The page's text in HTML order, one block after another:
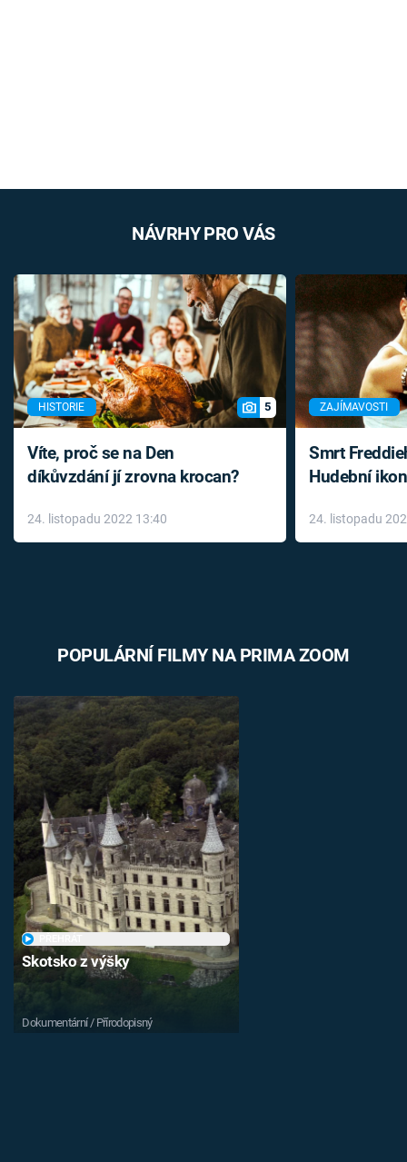
NÁVRHY PRO VÁS
HISTORIE 5
Víte, proč se na Den
díkůvzdání jí zrovna krocan?
24. listopadu 2022 13:40
ZAJÍMAVOSTI
Smrt
Hudební
léky
24. listopadu
POPULÁRNÍ FILMY NA PRIMA ZOOM
Skotsko z výšky
Dokumentární / Přírodopisný